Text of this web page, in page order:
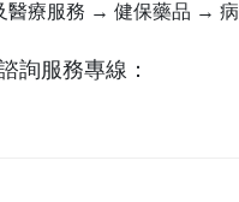
療服務 → 健保藥品 →
詢服務專線：